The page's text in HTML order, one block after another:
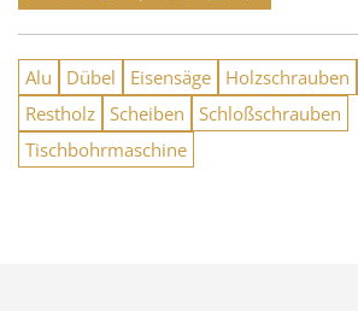
Alu Dübel Eisensäge Holzschrauben
Restholz Scheiben
Schloßschrauben
Tischbohrmaschine